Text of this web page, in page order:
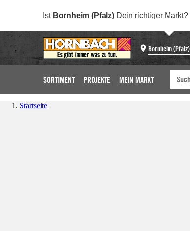
Ist Bornheim (Pfalz) Dein richtiger Markt?
Bornheim (Pfalz)
SORTIMENT PROJEKTE MEIN MARKT
Startseite